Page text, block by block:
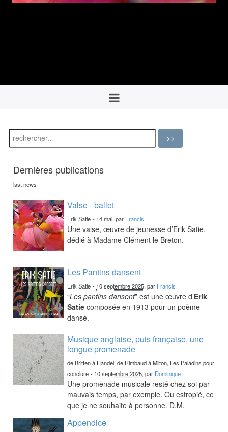
Dernières publications
last news
Valse - ballet
Erik Satie - 14 mai, par Francis
Une valse, œuvre de jeunesse d’Erik Satie,
dédié à Madame Clément le Breton.
Les Pantins dansent
Erik Satie - 10 septembre 2025, par Francis
“Les pantins dansent” est une œuvre d’Erik
Satie composée en 1913 pour un poème
dansé.
Musique anglaise, puis française, une
longue promenade
de Britten à Handel, de Rimbaud à Milton, Les Paladins pour
conclure - 10 septembre 2025, par Dominique
Une promenade musicale resté chez soi par
mauvais temps, par exemple. Ou estropié, ce
que je ne souhaite à personne. D.M.
Appendice